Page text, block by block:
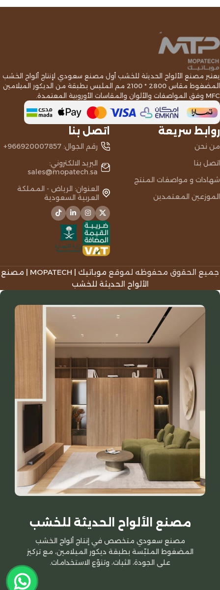
يعتبر مصنع الألواح الحديثة للخشب أول مصنع سعودي لإنتاج ألواح الخشب
المضغوط مقاس 2800 * 2100 مم الملبس بطبقة من الديكور الميلامين
MFC وفق المواصفات والألوان والمقاسات الأوروبية المعتمدة.
روابط سريعة
من نحن
اتصل بنا
شهادات و مواصفات المنتج
الموزعين المعتمدين
اتصل بنا
رقم الجوال: 966920007857+
البريد الالكتروني:
sales@mopatech.sa
العنوان: الرياض - المملكة
العربية السعودية
جميع الحقوق محفوظه لموقع
موباتيك | MOPATECH | مصنع
الألواح الحديثة للخشب
مصنع الألواح الحديثة للخشب
مصنع سعودي متخصص في إنتاج ألواح الخشب
المضغوط الملبّسة بطبقة ديكور الميلامين، مع تركيز
على الجودة، الثبات، وتنوّع الاستخدامات.